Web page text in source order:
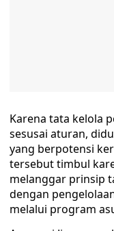
Karena tata kelola
sesusai aturan,
yang berpotensi
tersebut timbul
melanggar prinsip
dengan
melalui program